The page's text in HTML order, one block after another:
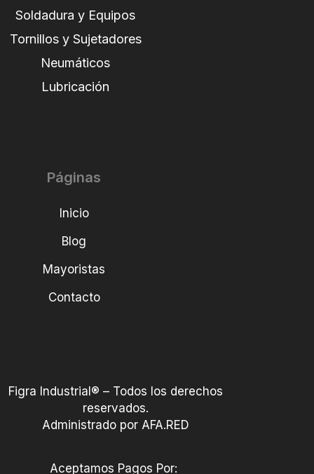
Soldadura y Equipos
Tornillos y Sujetadores
Neumáticos
Lubricación
Páginas
Inicio
Blog
Mayoristas
Contacto
Figra Industrial® – Todos los derechos
reservados.
Administrado por AFA.RED
Aceptamos Pagos Por: